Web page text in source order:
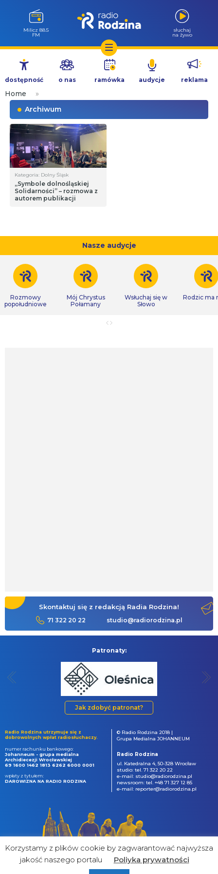
Przejdź
treści
Milicz 88.5
FM
słuchaj
na żywo
dostępność o nas ramówka audycje reklama
Home
»
Archiwum
Kategoria: Dolny Śląsk
„Symbole dolnośląskiej
Solidarności” – rozmowa z
autorem publikacji
Nasze audycje
Rozmowy
popołudniowe
Mój Chrystus
Połamany
Wsłuchaj się w
Słowo
Rodzic ma
Skontaktuj się z redakcją Radia Rodzina!
71 322 20 22 studio@radiorodzina.pl
Patronaty:
Jak zdobyć patronat?
Radio Rodzina utrzymuje się z
dobrowolnych wpłat radiosłuchaczy.
numer rachunku bankowego:
Johanneum - grupa medialna
Archidiecezji Wrocławskiej
69 1600 1462 1813 6262 6000 0001
wpłaty z tytułem:
DAROWIZNA NA RADIO RODZINA
© Radio Rodzina 2018 |
Grupa Medialna JOHANNEUM
Radio Rodzina
ul. Katedralna 4, 50-328 Wrocław
studio: tel. 71 322 20 22
e-mail: studio@radiorodzina.pl
newsroom: tel. +48 71 327 12 85
e-mail: reporter@radiorodzina.pl
Korzystamy z plików cookie by zagwarantować najwyższa
jakość naszego portalu
Poliyka prywatności